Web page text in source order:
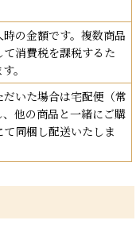
の金額です。複数商品
消費税を課税するた
。
いた場合は宅配便（常
他の商品と一緒にご購
同梱し配送いたしま